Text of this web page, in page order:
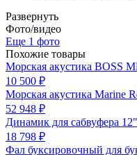
Развернуть
Фото/видео
Еще 1 фото
Похожие товары
Морская акустика BOSS
10 500 ₽
Морская акустика Marine
52 948 ₽
Динамик для сабвуфера
18 798 ₽
Фал буксировочный для